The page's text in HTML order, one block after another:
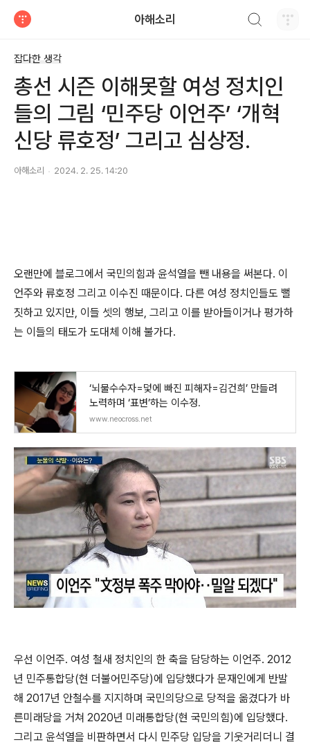
아해소리
잡다한 생각
총선 시즌 이해못할 여성 정치인
들의 그림 ‘민주당 이언주’ ‘개혁
신당 류호정’ 그리고 심상정.
아해소리 2024. 2. 25. 14:20
오랜만에 블로그에서 국민의힘과 윤석열을 뺀 내용을 써본다. 이
언주와 류호정 그리고 이수진 때문이다. 다른 여성 정치인들도 뻘
짓하고 있지만, 이들 셋의 행보, 그리고 이를 받아들이거나 평가하
는 이들의 태도가 도대체 이해 불가다.
‘뇌물수수자=덫에 빠진 피해자=김건희’ 만들려
노력하며 ‘표변’하는 이수정.
www.neocross.net
우선 이언주. 여성 철새 정치인의 한 축을 담당하는 이언주. 2012
년 민주통합당(현 더불어민주당)에 입당했다가 문재인에게 반발
해 2017년 안철수를 지지하며 국민의당으로 당적을 옮겼다가 바
른미래당을 거쳐 2020년 미래통합당(현 국민의힘)에 입당했다.
그리고 윤석열을 비판하면서 다시 민주당 입당을 기웃거리더니 결